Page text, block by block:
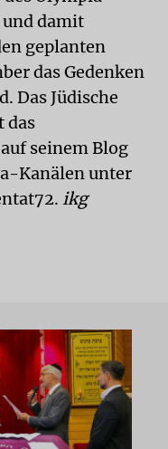
damit
geplanten
das Gedenken
Das Jüdische
das
seinem Blog
Kanälen unter
ikg